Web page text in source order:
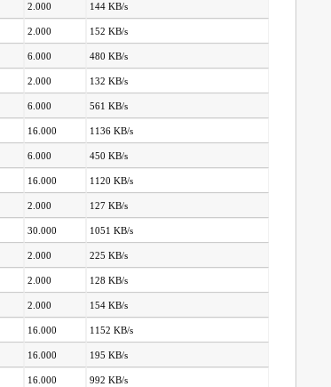
2.000 144 KB/s
2.000 152 KB/s
6.000 480 KB/s
2.000 132 KB/s
6.000 561 KB/s
16.000 1136 KB/s
6.000 450 KB/s
16.000 1120 KB/s
2.000 127 KB/s
30.000 1051 KB/s
2.000 225 KB/s
2.000 128 KB/s
2.000 154 KB/s
16.000 1152 KB/s
16.000 195 KB/s
16.000 992 KB/s